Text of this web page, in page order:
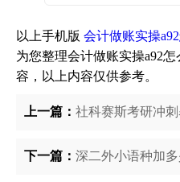
以上手机版 会计做账实操
为您整理会计做账实操a92
容，以上内容仅供参考。
上一篇： 社科赛斯考研冲
下一篇： 深二外小语种加